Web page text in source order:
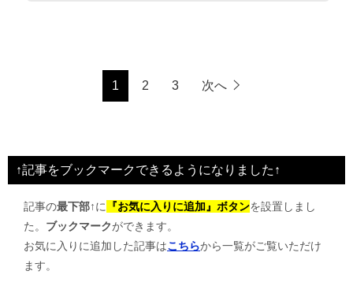
1 2 3 次へ
↑記事をブックマークできるようになりました↑
記事の最下部↑に 『お気に入りに追加』ボタンを設置しまし
た。 ブックマークができます。
お気に入りに追加した記事はこちらから一覧がご覧いただけ
ます。